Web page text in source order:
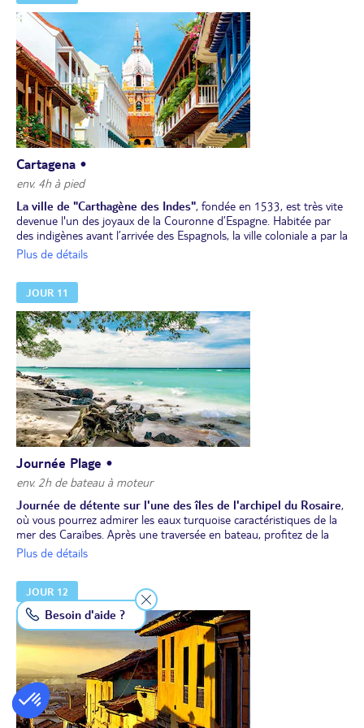
Patrimoine Naturel et Environnemental. Ses ruelles et ses Zocalos
vous surprendront !
Déjeuner dans le village de Guatapé.
Envol pourCartagena
Dîner près de l'aéroport de Cartagena ou au cœur du centre
historique, en fonction de l'heure d'arrivée.
Installation pour 3 nuits à l'hôtel.
Cartagena •
env. 4h à pied
La ville de "Carthagène des Indes", fondée en 1533, est très vite
devenue l'un des joyaux de la Couronne d’Espagne. Habitée par
des indigènes avant l’arrivée des Espagnols, la ville coloniale a par la
suite été fortifiée par de larges murailles afin de pouvoir résister
déjeuner,promenade à pied
Diego et de Santo Domingo, puis le
Getsemani.
Déjeuner et reste de la journée libre pour flâner à votre guise.
Dîner libre.
Nuit à votre hôtel.
Plus de détails
JOUR 11
Journée Plage •
env. 2h de bateau à moteur
Journée de détente sur l'une des îles de l'archipel du Rosaire,
où vous pourrez admirer les eaux turquoise caractéristiques de la
mer des Caraïbes. Après une traversée en bateau, profitez de la
baignade et de la détente.
Retour à Cartagena dans l'après-midi.
Dîner dans le centre historique.
Nuit à l'hôtel.
Plus de détails
JOUR 12
Besoin d'aide ?